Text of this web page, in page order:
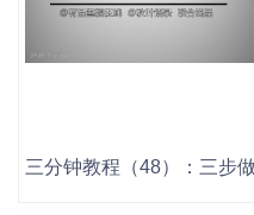
三分钟教程（48）：三步